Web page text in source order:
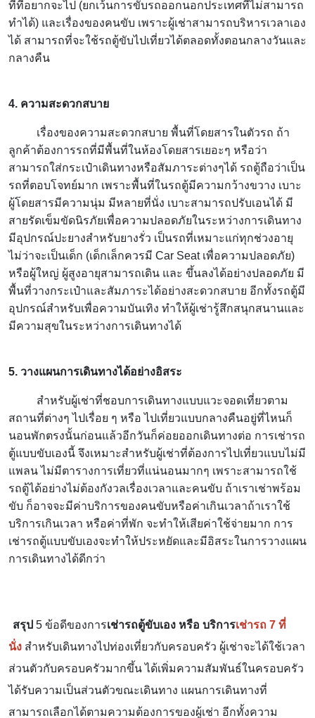
ที่ที่อยากจะไป (ยกเว้นการขับรถออกนอกประเทศที่ไม่สามารถ
ทำได้) และเรื่องของคนขับ เพราะผู้เช่าสามารถบริหารเวลาเอง
ได้ สามารถที่จะใช้รถตู้ขับไปเที่ยวได้ตลอดทั้งตอนกลางวันและ
กลางคืน
4. ความสะดวกสบาย
เรื่องของความสะดวกสบาย พื้นที่โดยสารในตัวรถ ถ้า
ลูกค้าต้องการรถที่มีพื้นที่ในห้องโดยสารเยอะๆ หรือว่า
สามารถใส่กระเป๋าเดินทางหรือสัมภาระต่างๆได้ รถตู้ถือว่าเป็น
รถที่ตอบโจทย์มาก เพราะพื้นที่ในรถตู้มีความกว้างขวาง เบาะ
ผู้โดยสารมีความนุ่ม มีหลายที่นั่ง เบาะสามารถปรับเอนได้ มี
สายรัดเข็มขัดนิรภัยเพื่อความปลอดภัยในระหว่างการเดินทาง
มีอุปกรณ์ปะยางสำหรับยางรั่ว เป็นรถที่เหมาะแก่ทุกช่วงอายุ
ไม่ว่าจะเป็นเด็ก (เด็กเล็กควรมี Car Seat เพื่อความปลอดภัย)
หรือผู้ใหญ่ ผู้สูงอายุสามารถเดิน และ ขึ้นลงได้อย่างปลอดภัย มี
พื้นที่วางกระเป๋าและสัมภาระได้อย่างสะดวกสบาย อีกทั้งรถตู้มี
อุปกรณ์สำหรับเพื่อความบันเทิง ทำให้ผู้เช่ารู้สึกสนุกสนานและ
มีความสุขในระหว่างการเดินทางได้
5. วางแผนการเดินทางได้อย่างอิสระ
สำหรับผู้เช่าที่ชอบการเดินทางแบบแวะจอดเที่ยวตาม
สถานที่ต่างๆ ไปเรื่อย ๆ หรือ ไปเที่ยวแบบกลางคืนอยู่ที่ไหนก็
นอนพักตรงนั้นก่อนแล้วอีกวันก็ค่อยออกเดินทางต่อ การเช่ารถ
ตู้แบบขับเองนี้ จึงเหมาะสำหรับผู้เช่าที่ต้องการไปเที่ยวแบบไม่มี
แพลน ไม่มีตารางการเที่ยวที่แน่นอนมากๆ เพราะสามารถใช้
รถตู้ได้อย่างไม่ต้องกังวลเรื่องเวลาและคนขับ ถ้าเราเช่าพร้อม
ขับ ก็อาจจะมีค่าบริการของคนขับหรือค่าเกินเวลาถ้าเราใช้
บริการเกินเวลา หรือค่าที่พัก จะทำให้เสียค่าใช้จ่ายมาก การ
เช่ารถตู้แบบขับเองจะทำให้ประหยัดและมีอิสระในการวางแผน
การเดินทางได้ดีกว่า
สรุป 5 ข้อดีของการเช่ารถตู้ขับเอง หรือ บริการเช่ารถ 7 ที่
นั่ง สำหรับเดินทางไปท่องเที่ยวกับครอบครัว ผู้เช่าจะได้ใช้เวลา
ส่วนตัวกับครอบครัวมากขึ้น ได้เพิ่มความสัมพันธ์ในครอบครัว
ได้รับความเป็นส่วนตัวขณะเดินทาง แผนการเดินทางที่
สามารถเลือกได้ตามความต้องการของผู้เช่า อีกทั้งความ